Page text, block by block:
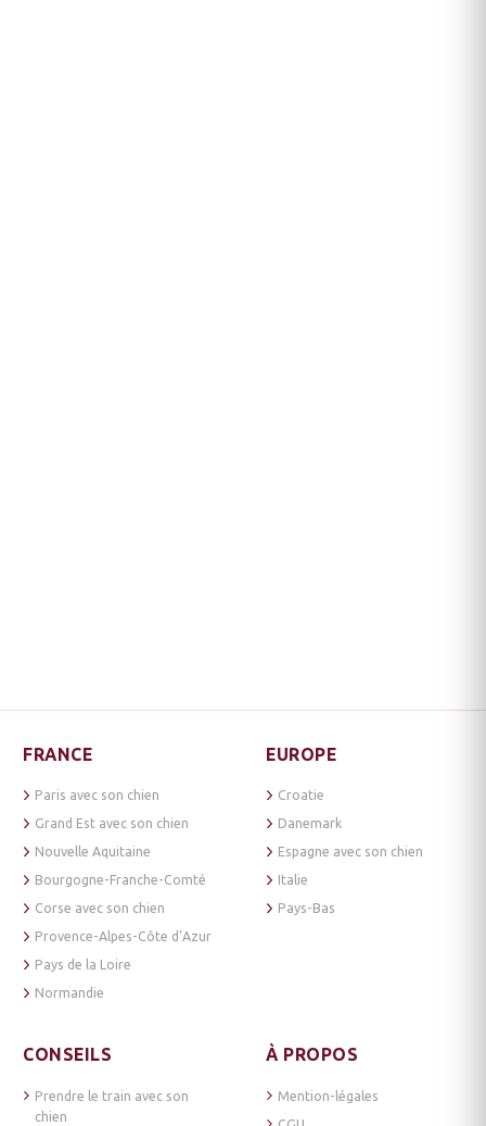
FRANCE
Paris avec son chien
Grand Est avec son chien
Nouvelle Aquitaine
Bourgogne-Franche-Comté
Corse avec son chien
Provence-Alpes-Côte d’Azur
Pays de la Loire
Normandie
EUROPE
Croatie
Danemark
Espagne avec son chien
Italie
Pays-Bas
CONSEILS
Prendre le train avec son
chien
À PROPOS
Mention-légales